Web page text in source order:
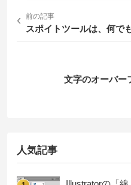
‹ 前の記事
スポイトツールは、何で
文字のオーバー
人気記事